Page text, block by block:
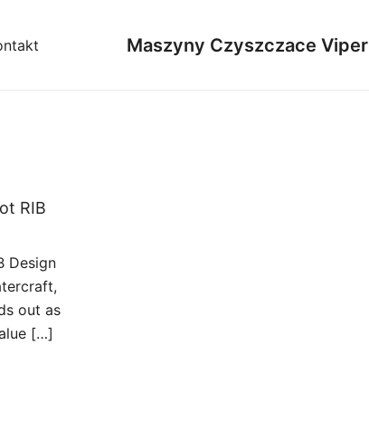
Maszyny Czyszczace Viper
RIB
Design
out as
[…]